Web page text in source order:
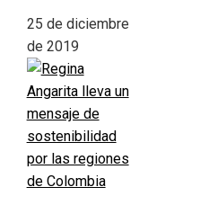
25 de diciembre
de 2019